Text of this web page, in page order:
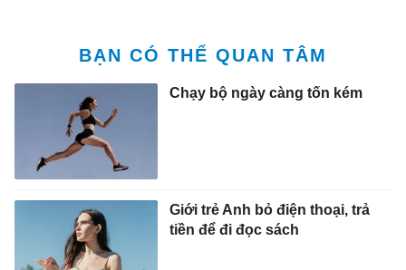
BẠN CÓ THỂ QUAN TÂM
Chạy bộ ngày càng tốn kém
Giới trẻ Anh bỏ điện thoại, trả
tiền để đi đọc sách